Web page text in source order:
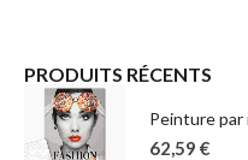
PRODUITS RÉCENTS
Peinture par
62,59 €